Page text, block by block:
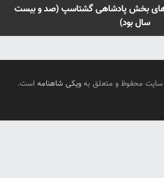
های بخش پادشاهی گشتاسپ (صد و بیست
سال بود)
محفوظ و متعلق به ویکی شاهنامه است.